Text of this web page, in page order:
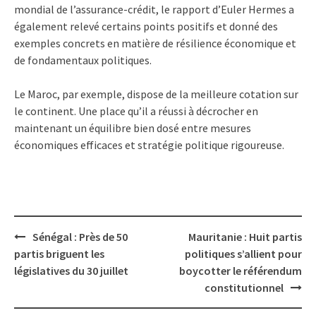
mondial de l’assurance-crédit, le rapport d’Euler Hermes a
également relevé certains points positifs et donné des
exemples concrets en matière de résilience économique et
de fondamentaux politiques.
Le Maroc, par exemple, dispose de la meilleure cotation sur
le continent. Une place qu’il a réussi à décrocher en
maintenant un équilibre bien dosé entre mesures
économiques efficaces et stratégie politique rigoureuse.
Post
navigation
Sénégal : Près de 50
partis briguent les
législatives du 30 juillet
Mauritanie : Huit partis
politiques s’allient pour
boycotter le référendum
constitutionnel